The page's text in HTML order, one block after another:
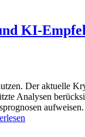
KI-
Der aktuelle
Analysen